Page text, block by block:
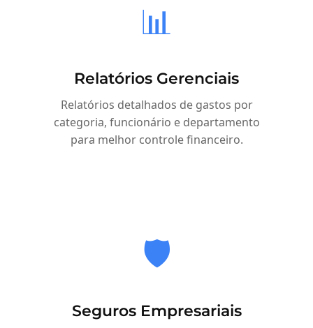
📊
Relatórios Gerenciais
Relatórios detalhados de gastos por
categoria, funcionário e departamento
para melhor controle financeiro.
🛡️
Seguros Empresariais